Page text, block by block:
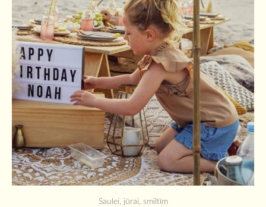
Saulei, jūrai, smiltīm